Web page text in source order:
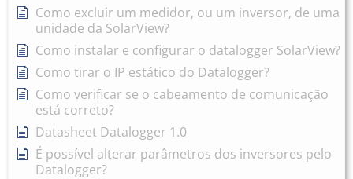
Como excluir um medidor, ou um inversor, de uma
unidade da SolarView?
Como instalar e configurar o datalogger SolarView?
Como tirar o IP estático do Datalogger?
Como verificar se o cabeamento de comunicação
está correto?
Datasheet Datalogger 1.0
É possível alterar parâmetros dos inversores pelo
Datalogger?